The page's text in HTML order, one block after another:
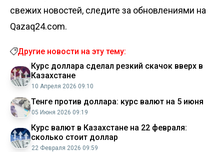
свежих новостей, следите за обновлениями на
Qazaq24.com.
Другие новости на эту тему:
Курс доллара сделал резкий скачок вверх в
Казахстане
10 Апреля 2026 09:10
Тенге против доллара: курс валют на 5 июня
05 Июня 2026 09:19
Курс валют в Казахстане на 22 февраля:
сколько стоит доллар
22 Февраля 2026 09:59